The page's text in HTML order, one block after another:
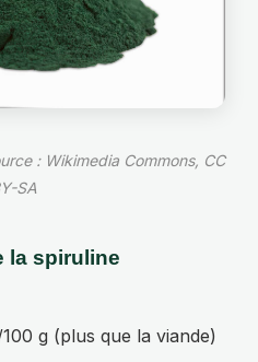
: Wikimedia Commons, CC
SA
la spiruline
g (plus que la viande)